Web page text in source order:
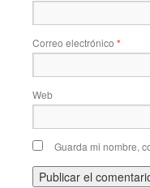
Correo electrónico *
Web
Guarda mi nombre,